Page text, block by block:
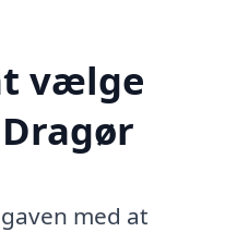
vælge
med at